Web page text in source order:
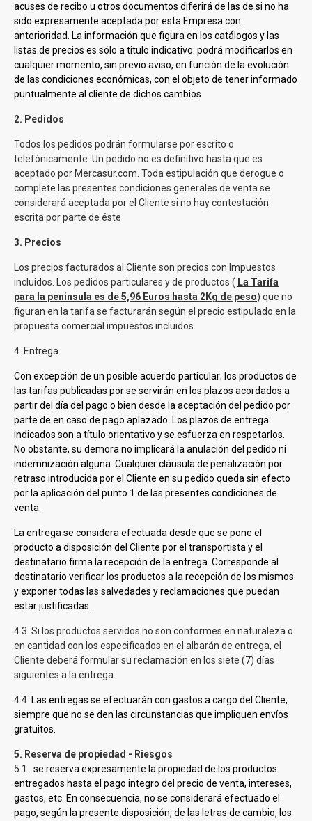
acuses de recibo u otros documentos diferirá de las de si no ha
sido expresamente aceptada por esta Empresa con
anterioridad. La información que figura en los catálogos y las
listas de precios es sólo a titulo indicativo. podrá modificarlos en
cualquier momento, sin previo aviso, en función de la evolución
de las condiciones económicas, con el objeto de tener informado
puntualmente al cliente de dichos cambios
2. Pedidos
Todos los pedidos podrán formularse por escrito o
telefónicamente. Un pedido no es definitivo hasta que es
aceptado por Mercasur.com . Toda estipulación que derogue o
complete las presentes condiciones generales de venta se
considerará aceptada por el Cliente si no hay contestación
escrita por parte de éste
3. Precios
Los precios facturados al Cliente son precios con Impuestos
incluidos. Los pedidos particulares y de productos ( La Tarifa
para la peninsula es de 5,96 Euros hasta 2Kg de peso) que no
figuran en la tarifa se facturarán según el precio estipulado en la
propuesta comercial impuestos incluidos.
4. Entrega
Con excepción de un posible acuerdo particular; los productos de
las tarifas publicadas porse servirán en los plazos acordados a
partir del día del pago o bien desde la aceptación del pedido por
parte de en caso de pago aplazado. Los plazos de entrega
indicados son a título orientativo yse esfuerza en respetarlos.
No obstante, su demora no implicará la anulación del pedido ni
indemnización alguna. Cualquier cláusula de penalización por
retraso introducida por el Cliente en su pedido queda sin efecto
por la aplicación del punto 1 de las presentes condiciones de
venta.
La entrega se considera efectuada desde que se pone el
producto a disposición del Cliente por el transportista y el
destinatario firma la recepción de la entrega. Corresponde al
destinatario verificar los productos a la recepción de los mismos
y exponer todas las salvedades y reclamaciones que puedan
estar justificadas.
4.3. Si los productos servidos no son conformes en naturaleza o
en cantidad con los especificados en el albarán de entrega, el
Cliente deberá formular su reclamación en los siete (7) días
siguientes a la entrega.
4.4. Las entregas se efectuarán con gastos a cargo del Cliente,
siempre que no se den las circunstancias que impliquen envíos
gratuitos.
5. Reserva de propiedad - Riesgos
5.1.
se reserva expresamente la propiedad de los productos
entregados hasta el pago integro del precio de venta, intereses,
gastos, etc. En consecuencia, no se considerará efectuado el
pago, según la presente disposición, de las letras de cambio, los